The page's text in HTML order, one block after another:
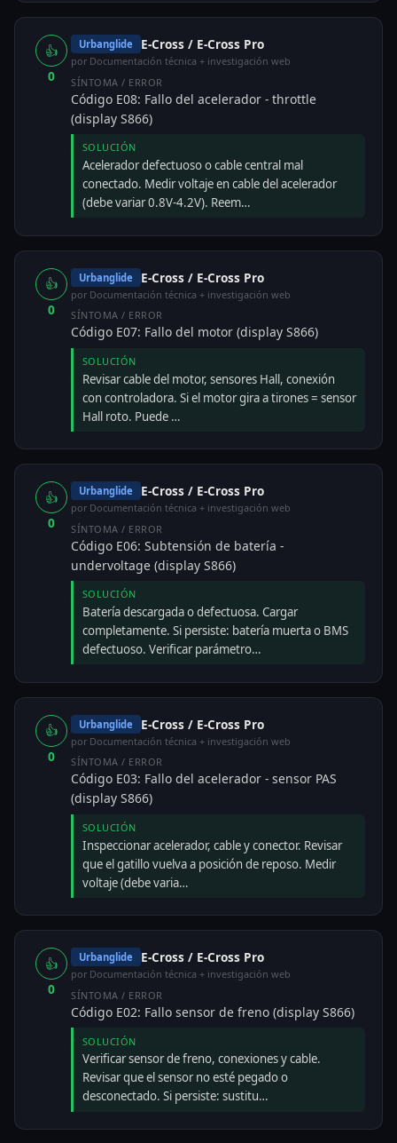
👍
0
Urbanglide E-Cross / E-Cross Pro
por Documentación técnica + investigación web
SÍNTOMA / ERROR
Código E08: Fallo del acelerador - throttle
(display S866)
SOLUCIÓN
Acelerador defectuoso o cable central mal
conectado. Medir voltaje en cable del acelerador
(debe variar 0.8V-4.2V). Reem…
👍
0
Urbanglide E-Cross / E-Cross Pro
por Documentación técnica + investigación web
SÍNTOMA / ERROR
Código E07: Fallo del motor (display S866)
SOLUCIÓN
Revisar cable del motor, sensores Hall, conexión
con controladora. Si el motor gira a tirones = sensor
Hall roto. Puede …
👍
0
Urbanglide E-Cross / E-Cross Pro
por Documentación técnica + investigación web
SÍNTOMA / ERROR
Código E06: Subtensión de batería -
undervoltage (display S866)
SOLUCIÓN
Batería descargada o defectuosa. Cargar
completamente. Si persiste: batería muerta o BMS
defectuoso. Verificar parámetro…
👍
0
Urbanglide E-Cross / E-Cross Pro
por Documentación técnica + investigación web
SÍNTOMA / ERROR
Código E03: Fallo del acelerador - sensor PAS
(display S866)
SOLUCIÓN
Inspeccionar acelerador, cable y conector. Revisar
que el gatillo vuelva a posición de reposo. Medir
voltaje (debe varia…
👍
0
Urbanglide E-Cross / E-Cross Pro
por Documentación técnica + investigación web
SÍNTOMA / ERROR
Código E02: Fallo sensor de freno (display S866)
SOLUCIÓN
Verificar sensor de freno, conexiones y cable.
Revisar que el sensor no esté pegado o
desconectado. Si persiste: sustitu…